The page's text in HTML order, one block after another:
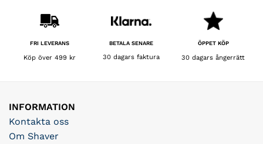
FRI LEVERANS
Köp över 499 kr
BETALA SENARE
30 dagars faktura
ÖPPET KÖP
30 dagars ångerrätt
INFORMATION
Kontakta oss
Om Shaver